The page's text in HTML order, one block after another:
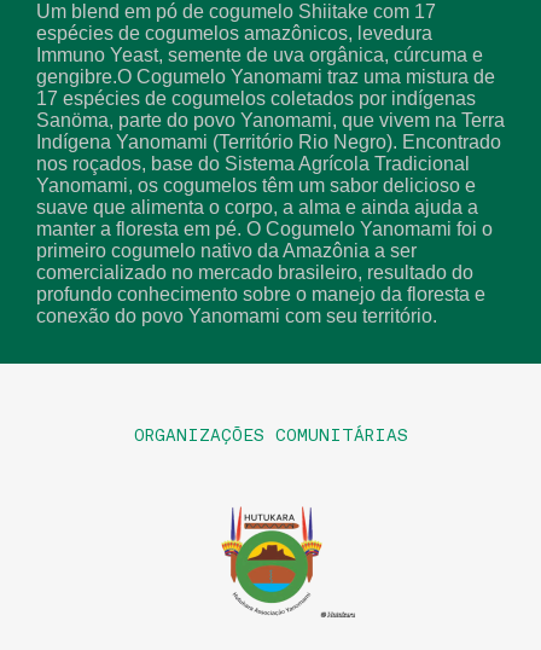
Um blend em pó de cogumelo Shiitake com 17
espécies de cogumelos amazônicos, levedura
Immuno Yeast, semente de uva orgânica, cúrcuma e
gengibre.O Cogumelo Yanomami traz uma mistura de
17 espécies de cogumelos coletados por indígenas
Sanöma, parte do povo Yanomami, que vivem na Terra
Indígena Yanomami (Território Rio Negro). Encontrado
nos roçados, base do Sistema Agrícola Tradicional
Yanomami, os cogumelos têm um sabor delicioso e
suave que alimenta o corpo, a alma e ainda ajuda a
manter a floresta em pé. O Cogumelo Yanomami foi o
primeiro cogumelo nativo da Amazônia a ser
comercializado no mercado brasileiro, resultado do
profundo conhecimento sobre o manejo da floresta e
conexão do povo Yanomami com seu território.
ORGANIZAÇÕES COMUNITÁRIAS